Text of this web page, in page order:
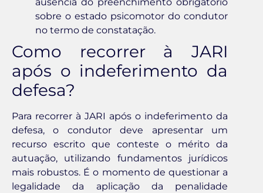
sobre o estado psicomotor do condutor
no termo de constatação.
Como recorrer à JARI
após o indeferimento da
defesa?
Para recorrer à JARI após o indeferimento da
defesa, o condutor deve apresentar um
recurso escrito que conteste o mérito da
autuação, utilizando fundamentos jurídicos
mais robustos. É o momento de questionar a
legalidade da aplicação da penalidade